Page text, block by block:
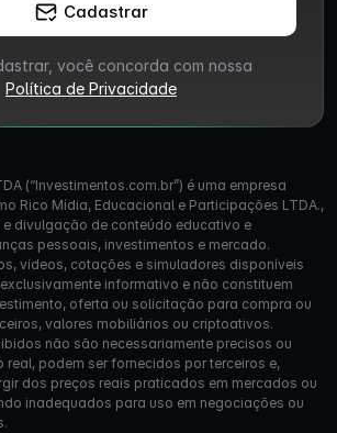
Cadastrar
você concorda com nossa
Política de Privacidade
(“Investimentos.com.br”) é uma empresa
Rico Mídia, Educacional e Participações LTDA.,
divulgação de conteúdo educativo e
pessoais, investimentos e mercado.
vídeos, cotações e simuladores disponíveis
informativo e não constituem
oferta ou solicitação para compra ou
valores mobiliários ou criptoativos.
não são necessariamente precisos ou
real, podem ser fornecidos por terceiros e,
dos preços reais praticados em mercados ou
inadequados para uso em negociações ou